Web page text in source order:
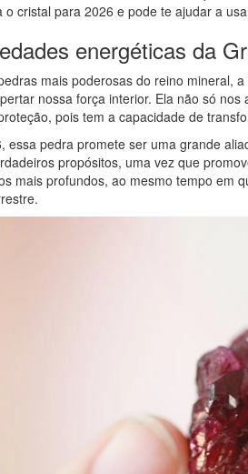
o cristal para 2026 e pode te ajudar a
energéticas da
mais poderosas do reino mineral,
nossa força interior. Ela não só
pois tem a capacidade de
essa pedra promete ser uma grande
propósitos, uma vez que
mais profundos, ao mesmo tempo em